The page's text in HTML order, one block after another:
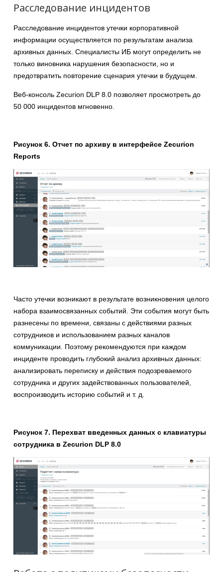
Расследование инцидентов
Расследование инцидентов утечки корпоративной
информации осуществляется по результатам анализа
архивных данных. Специалисты ИБ могут определить не
только виновника нарушения безопасности, но и
предотвратить повторение сценария утечки в будущем.
Веб-консоль Zecurion DLP 8.0 позволяет просмотреть до
50 000 инцидентов мгновенно.
Рисунок 6. Отчет по архиву в интерфейсе Zecurion
Reports
Часто утечки возникают в результате возникновения целого
набора взаимосвязанных событий. Эти события могут быть
разнесены по времени, связаны с действиями разных
сотрудников и использованием разных каналов
коммуникации. Поэтому рекомендуются при каждом
инциденте проводить глубокий анализ архивных данных:
анализировать переписку и действия подозреваемого
сотрудника и других задействованных пользователей,
воспроизводить историю событий и т. д.
Рисунок 7. Перехват введенных данных с клавиатуры
сотрудника в Zecurion DLP 8.0